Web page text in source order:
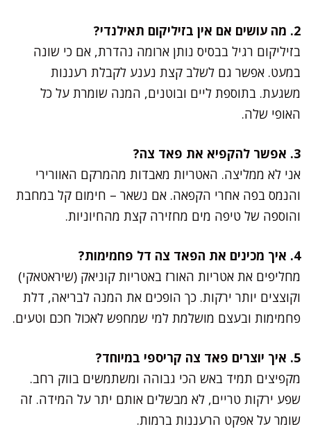
2. מה עושים אם אין בזיליקום תאילנדי?
בזיליקום רגיל בבסיס נותן ארומה נהדרת, אם כי שונה
במעט. אפשר גם לשלב קצת נענע לקבלת רעננות
משגעת. בתוספת ליים ובוטנים, המנה שומרת על כל
האופי שלה.
3. אפשר להקפיא את פאד צה?
אני לא ממליצה. האטריות מאבדות מהמרקם האוורירי
והנמס בפה אחרי הקפאה. אם נשאר – חימום קל במחבת
והוספה של טיפה מים מחזירה קצת מהחיוניות.
4. איך מכינים את הפאד צה דל פחמימות?
מחליפים את אטריות האורז באטריות קוניאק (שיראטאקי)
וקוצצים יותר ירקות. כך הופכים את המנה לבריאה, דלת
פחמימות ובעצם מושלמת למי שמחפש לאכול חכם וטעים.
5. איך יוצרים פאד צה קריספי במיוחד?
מקפיצים תמיד באש הכי גבוהה ומשתמשים בווק רחב.
שפע ירקות טריים, לא מבשלים אותם יתר על המידה. זה
שומר על אפקט הרעננות ברמות.